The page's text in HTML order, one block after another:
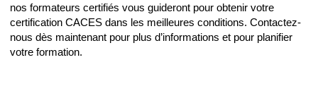
nos formateurs certifiés vous guideront pour obtenir votre
certification CACES dans les meilleures conditions. Contactez-
nous dès maintenant pour plus d’informations et pour planifier
votre formation.